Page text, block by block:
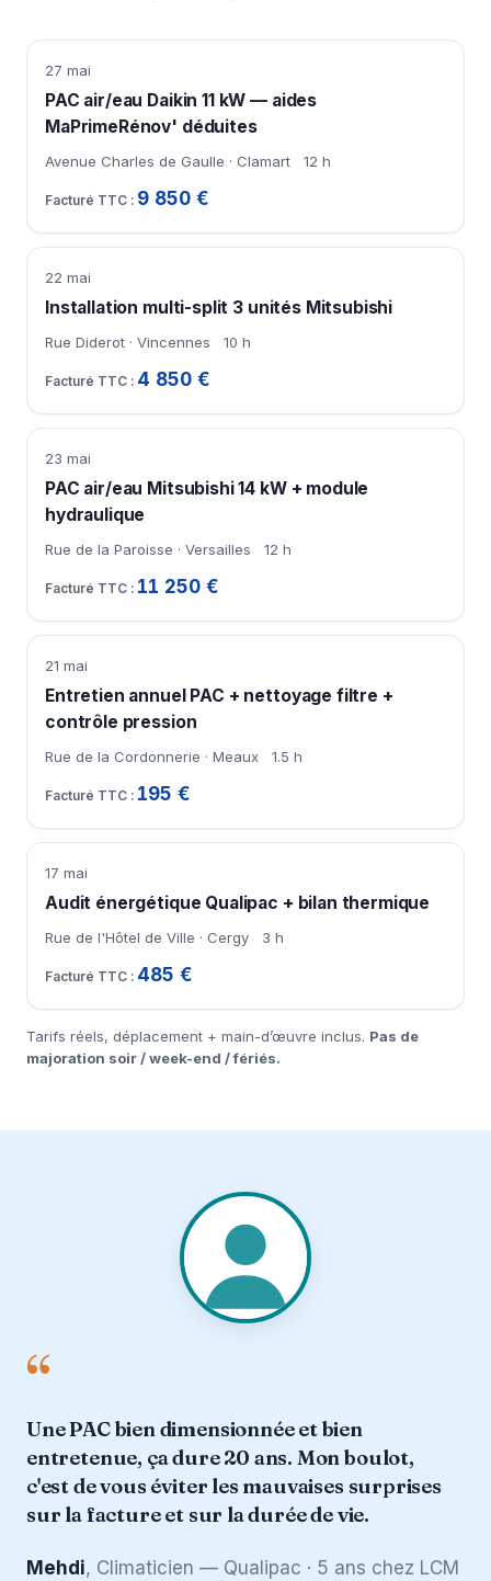
27 mai
PAC air/eau Daikin 11 kW — aides
MaPrimeRénov' déduites
Avenue Charles de Gaulle · Clamart 12 h
9 850 €
22 mai
Installation multi-split 3 unités Mitsubishi
Rue Diderot · Vincennes 10 h
4 850 €
23 mai
PAC air/eau Mitsubishi 14 kW + module
hydraulique
Rue de la Paroisse · Versailles 12 h
11 250 €
21 mai
Entretien annuel PAC + nettoyage filtre +
contrôle pression
Rue de la Cordonnerie · Meaux 1.5 h
195 €
17 mai
Audit énergétique Qualipac + bilan thermique
Rue de l'Hôtel de Ville · Cergy 3 h
485 €
Tarifs réels, déplacement + main-d’œuvre inclus. Pas de
majoration soir / week-end / fériés.
“
Une PAC bien dimensionnée et bien
entretenue, ça dure 20 ans. Mon boulot,
c'est de vous éviter les mauvaises surprises
sur la facture et sur la durée de vie.
Mehdi, Climaticien — Qualipac · 5 ans chez LCM